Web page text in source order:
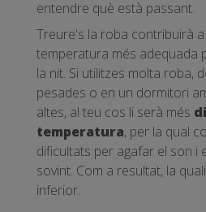
entendre què està passant.
Treure's la roba contribuirà
temperatura més adequada
la nit. Si utilitzes molta roba,
pesades o en un dormitori
altes, al teu cos li serà més
temperatura, per la qual
dificultats per agafar el son i
sovint. Com a resultat, la
inferior.